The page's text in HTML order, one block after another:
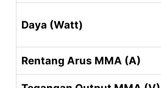
Daya (Watt)
Rentang Arus MMA (A)